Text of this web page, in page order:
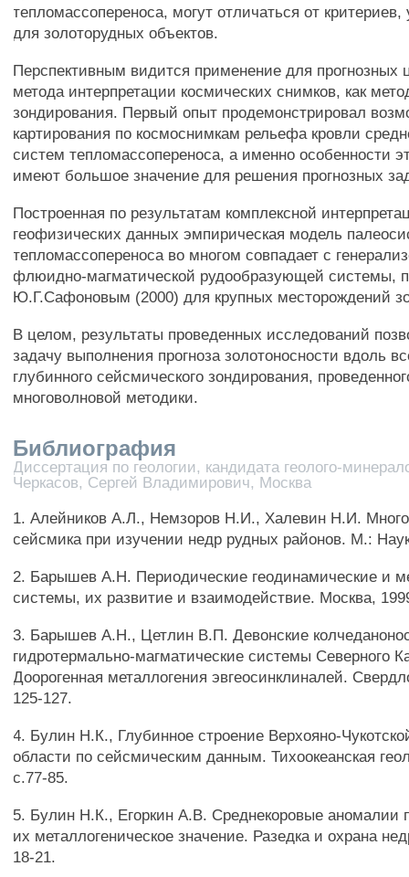
тепломассопереноса, могут отличаться от
для золоторудных объектов.
Перспективным видится применение для прогнозных
метода интерпретации космических снимков, как
зондирования. Первый опыт продемонстрировал
картирования по космоснимкам рельефа кровли
систем тепломассопереноса, а именно особенности
имеют большое значение для решения прогнозных
Построенная по результатам комплексной
геофизических данных эмпирическая модель
тепломассопереноса во многом совпадает с
флюидно-магматической рудообразующей системы,
Ю.Г.Сафоновым (2000) для крупных месторождений
В целом, результаты проведенных исследований
задачу выполнения прогноза золотоносности вдоль
глубинного сейсмического зондирования,
многоволновой методики.
Библиография
Диссертация по геологии, кандидата геолого-
Черкасов, Сергей Владимирович, Москва
1. Алейников А.Л., Немзоров Н.И., Халевин Н.И.
сейсмика при изучении недр рудных районов. М.:
2. Барышев А.Н. Периодические геодинамические и
системы, их развитие и взаимодействие. Москва,
3. Барышев А.Н., Цетлин В.П. Девонские
гидротермально-магматические системы Северного
Доорогенная металлогения эвгеосинклиналей.
125-127.
4. Булин Н.К., Глубинное строение Верхояно-
области по сейсмическим данным. Тихоокеанская
с.77-85.
5. Булин Н.К., Егоркин A.B. Среднекоровые аномалии
их металлогеническое значение. Разедка и охрана
18-21.